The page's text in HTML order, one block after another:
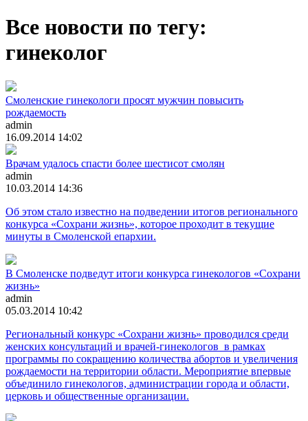
Все новости по тегу:
гинеколог
Смоленские гинекологи просят мужчин повысить
рождаемость
admin
16.09.2014 14:02
Врачам удалось спасти более шестисот смолян
admin
10.03.2014 14:36
Об этом стало известно на подведении итогов регионального
конкурса «Сохрани жизнь», которое проходит в текущие
минуты в Смоленской епархии.
В Смоленске подведут итоги конкурса гинекологов «Сохрани
жизнь»
admin
05.03.2014 10:42
Региональный конкурс «Сохрани жизнь» проводился среди
женских консультаций и врачей-гинекологов в рамках
программы по сокращению количества абортов и увеличения
рождаемости на территории области. Мероприятие впервые
объединило гинекологов, администрации города и области,
церковь и общественные организации.